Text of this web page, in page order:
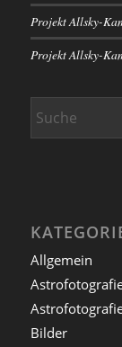
Projekt Allsky-
Projekt Allsky-
Allgemein
Bilder